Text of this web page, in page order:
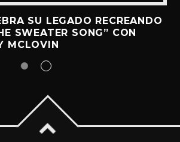
SU LEGADO RECREANDO
SWEATER SONG” CON
MCLOVIN